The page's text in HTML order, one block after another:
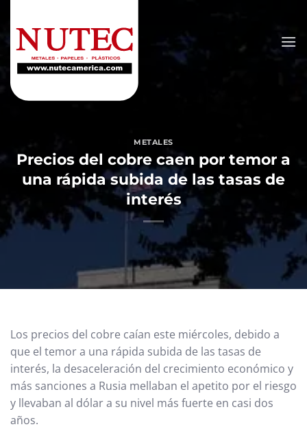
contenido
METALES
Precios del cobre caen por temor a
una rápida subida de las tasas de
interés
Los precios del cobre caían este miércoles, debido a
que el temor a una rápida subida de las tasas de
interés, la desaceleración del crecimiento económico y
más sanciones a Rusia mellaban el apetito por el riesgo
y llevaban al dólar a su nivel más fuerte en casi dos
años.